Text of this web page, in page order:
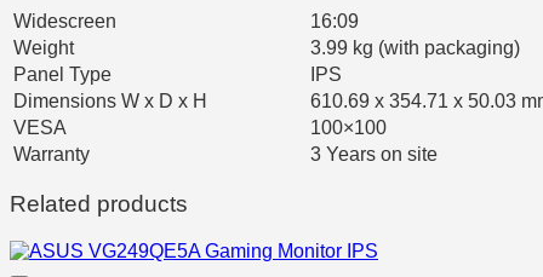
Widescreen
16:09
Weight
3.99 kg (with packaging)
Panel Type
IPS
Dimensions W x D x H
610.69 x 354.71 x 50.03
VESA
100×100
Warranty
3 Years on site
Related products